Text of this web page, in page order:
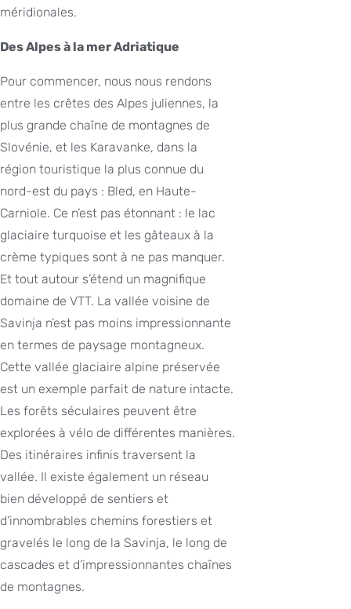
méridionales.
Des Alpes à la mer Adriatique
Pour commencer, nous nous rendons
entre les crêtes des Alpes juliennes, la
plus grande chaîne de montagnes de
Slovénie, et les Karavanke, dans la
région touristique la plus connue du
nord-est du pays : Bled, en Haute-
Carniole. Ce n’est pas étonnant : le lac
glaciaire turquoise et les gâteaux à la
crème typiques sont à ne pas manquer.
Et tout autour s’étend un magnifique
domaine de VTT. La vallée voisine de
Savinja n’est pas moins impressionnante
en termes de paysage montagneux.
Cette vallée glaciaire alpine préservée
est un exemple parfait de nature intacte.
Les forêts séculaires peuvent être
explorées à vélo de différentes manières.
Des itinéraires infinis traversent la
vallée. Il existe également un réseau
bien développé de sentiers et
d’innombrables chemins forestiers et
gravelés le long de la Savinja, le long de
cascades et d’impressionnantes chaînes
de montagnes.